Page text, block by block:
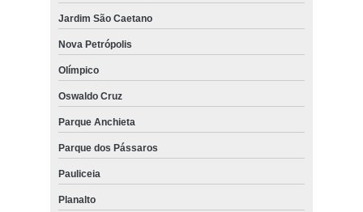
Jardim São Caetano
Nova Petrópolis
Olímpico
Oswaldo Cruz
Parque Anchieta
Parque dos Pássaros
Pauliceia
Planalto